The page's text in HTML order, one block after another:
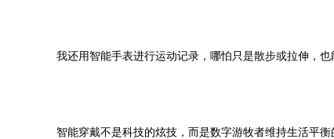
我还用智能手表进行运动记录，哪怕只是散步或拉伸，
智能穿戴不是科技的炫技，而是数字游牧者维持生活平